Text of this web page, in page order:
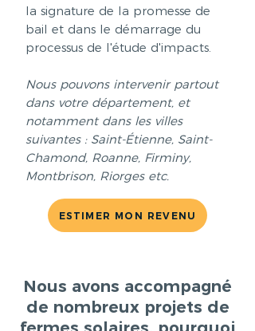
la signature de la promesse de
bail et dans le démarrage du
processus de l'étude d'impacts.
Nous pouvons intervenir partout
dans votre département, et
notamment dans les villes
suivantes : Saint-Étienne, Saint-
Chamond, Roanne, Firminy,
Montbrison, Riorges etc.
ESTIMER MON REVENU
Nous avons accompagné
de nombreux projets de